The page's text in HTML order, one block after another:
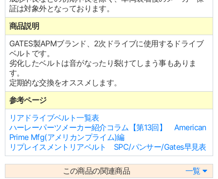
証は対象外となっております。
商品説明
GATES製APMブランド、2次ドライブに使用するドライブ
ベルトです。
劣化したベルトは音がなったり裂けてしまう事もありま
す。
定期的な交換をオススメします。
参考ページ
リアドライブベルト一覧表
ハーレーパーツメーカー紹介コラム【第13回】 American
Prime Mfg(アメリカンプライム)編
リプレイスメントリアベルト SPC/パンサー/Gates早見表
この商品の関連商品 一覧